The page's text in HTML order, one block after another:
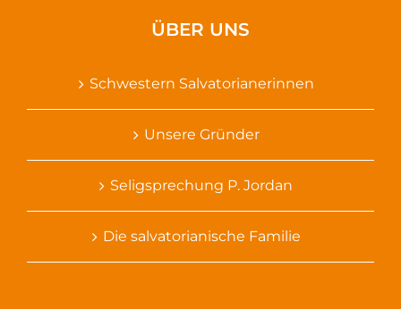
ÜBER UNS
Schwestern Salvatorianerinnen
Unsere Gründer
Seligsprechung P. Jordan
Die salvatorianische Familie